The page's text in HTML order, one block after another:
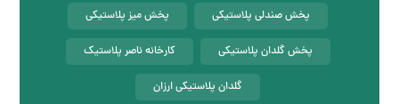
پخش صندلی پلاستیکی پخش میز پلاستیکی
پخش گلدان پلاستیکی کارخانه ناصر پلاستیک
گلدان پلاستیکی ارزان